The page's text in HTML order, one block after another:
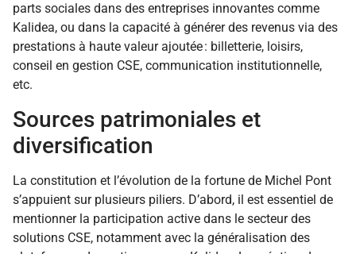
parts sociales dans des entreprises innovantes comme
Kalidea, ou dans la capacité à générer des revenus via des
prestations à haute valeur ajoutée : billetterie, loisirs,
conseil en gestion CSE, communication institutionnelle,
etc.
Sources patrimoniales et
diversification
La constitution et l’évolution de la fortune de Michel Pont
s’appuient sur plusieurs piliers. D’abord, il est essentiel de
mentionner la participation active dans le secteur des
solutions CSE, notamment avec la généralisation des